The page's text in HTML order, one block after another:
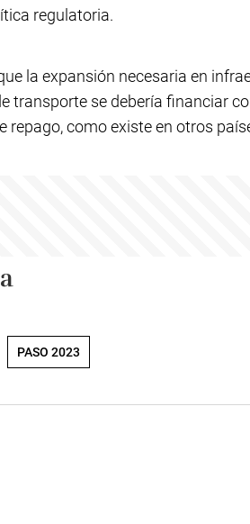
regulatoria.
la expansión necesaria en
transporte se debería financiar
repago, como existe en otros
PASO 2023